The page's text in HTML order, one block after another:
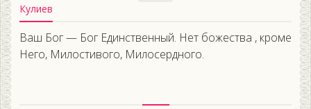
Кулиев
Ваш Бог — Бог Единственный. Нет божества , кроме
Него, Милостивого, Милосердного.